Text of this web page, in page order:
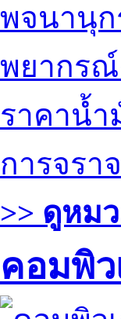
พจนานุก
พยากร
ราคาน้ำ
การจรา
>> ดูหม
คอมพิว